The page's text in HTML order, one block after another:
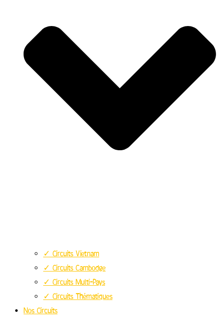
✓ Circuits Vietnam
✓ Circuits Cambodge
✓ Circuits Multi-Pays
✓ Circuits Thématiques
Nos Circuits